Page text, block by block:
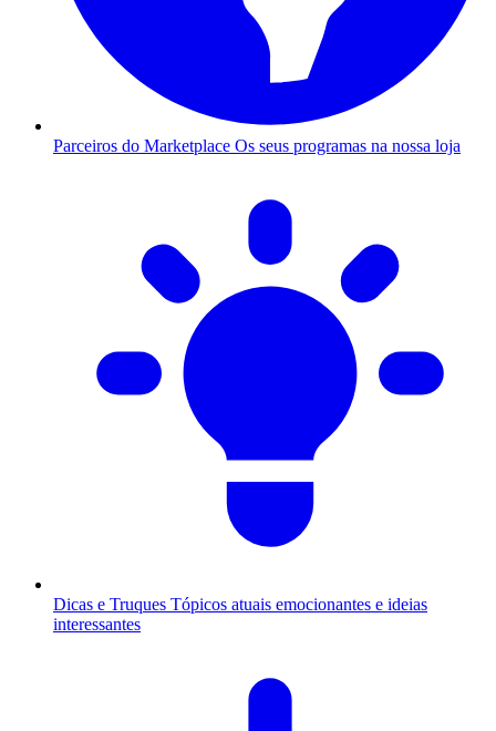
Parceiros do Marketplace Os seus programas na nossa loja
Dicas e Truques Tópicos atuais emocionantes e ideias
interessantes